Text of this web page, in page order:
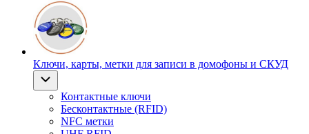
Ключи, карты, метки для записи в домофоны и СКУД
Контактные ключи
Бесконтактные (RFID)
NFC метки